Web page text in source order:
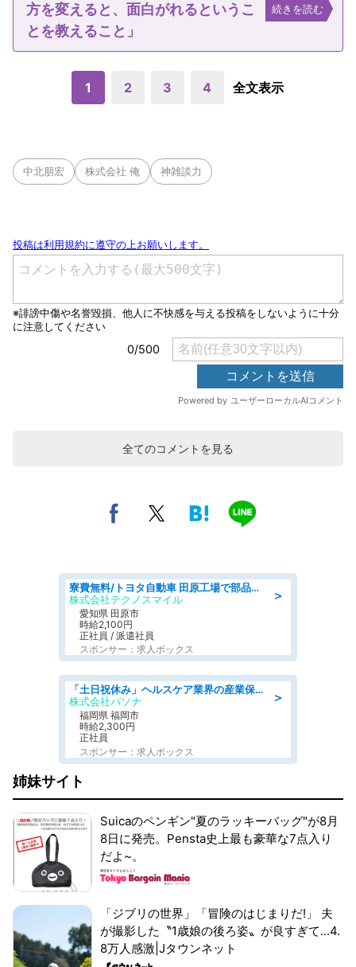
方を変えると、面白がれるというこ
とを教えること」
続きを読む
1 2 3 4 全文表示
中北朋宏 株式会社 俺 神雑談力
全てのコメントを見る
＞
寮費無料/トヨタ自動車 田原工場で部品の組立製造/tutumi
株式会社テクノスマイル
愛知県 田原市
時給2,100円
正社員 / 派遣社員
スポンサー：求人ボックス
＞
「土日祝休み」ヘルスケア業界の産業保健師/高時給/未経験OK/要資格:保健師、正看護師
株式会社パソナ
福岡県 福岡市
時給2,300円
正社員
スポンサー：求人ボックス
姉妹サイト
Suicaのペンギン"夏のラッキーバッグ"が8月
8日に発売。Pensta史上最も豪華な7点入り
だよ~。
「ジブリの世界」「冒険のはじまりだ!」 夫
が撮影した〝1歳娘の後ろ姿〟が良すぎて...4.
8万人感激|Jタウンネット